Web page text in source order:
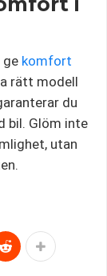
ge komfort
rätt modell
du
bil. Glöm inte
utan